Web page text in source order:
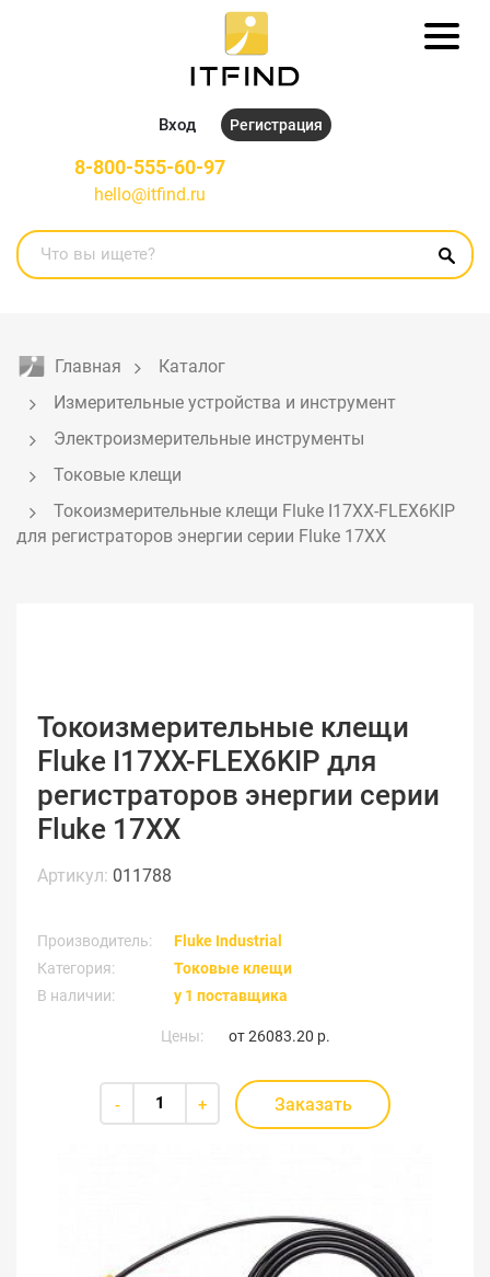
Вход Регистрация
8-800-555-60-97
hello@itfind.ru
Главная
Каталог
Измерительные устройства и инструмент
Электроизмерительные инструменты
Токовые клещи
Токоизмерительные клещи Fluke I17XX-FLEX6KIP
для регистраторов энергии серии Fluke 17XX
Токоизмерительные клещи
Fluke I17XX-FLEX6KIP для
регистраторов энергии серии
Fluke 17XX
Артикул: 011788
Производитель:
Fluke Industrial
Категория:
Токовые клещи
В наличии:
у 1 поставщика
Цены: от26083.20 р.
- + Заказать